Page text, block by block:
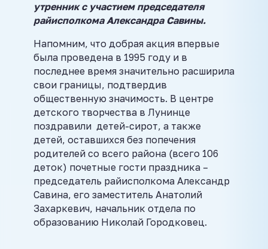
утренник с участием председателя
райисполкома Александра Савины.
Напомним, что добрая акция впервые
была проведена в 1995 году и в
последнее время значительно расширила
свои границы, подтвердив
общественную значимость. В центре
детского творчества в Лунинце
поздравили детей-сирот, а также
детей, оставшихся без попечения
родителей со всего района (всего 106
деток) почетные гости праздника –
председатель райисполкома Александр
Савина, его заместитель Анатолий
Захаркевич, начальник отдела по
образованию Николай Городковец.